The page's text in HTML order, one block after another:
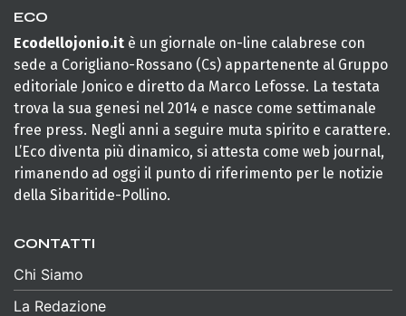
ECO
Ecodellojonio.it è un giornale on-line calabrese con
sede a Corigliano-Rossano (Cs) appartenente al Gruppo
editoriale Jonico e diretto da Marco Lefosse. La testata
trova la sua genesi nel 2014 e nasce come settimanale
free press. Negli anni a seguire muta spirito e carattere.
L’Eco diventa più dinamico, si attesta come web journal,
rimanendo ad oggi il punto di riferimento per le notizie
della Sibaritide-Pollino.
CONTATTI
Chi Siamo
La Redazione